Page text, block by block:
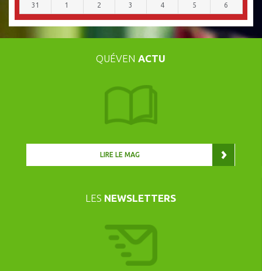
31 1 2 3 4 5 6
QUÉVEN ACTU
LIRE LE MAG
LES NEWSLETTERS